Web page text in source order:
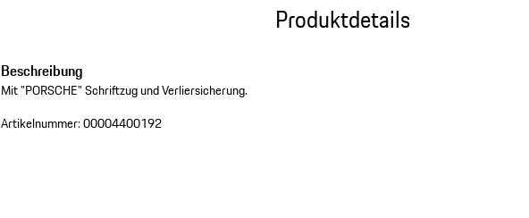
Produktdetails
Beschreibung
Mit "PORSCHE" Schriftzug und Verliersicherung.
Artikelnummer:00004400192